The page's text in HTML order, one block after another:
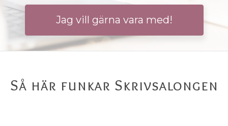
Jag vill gärna vara med!
Så här funkar Skrivsalongen